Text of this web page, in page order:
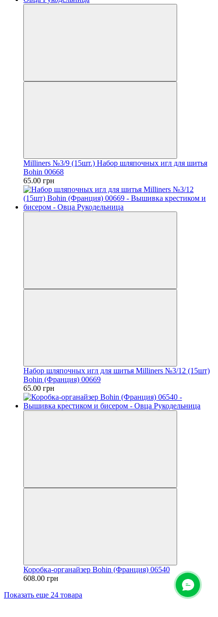
Milliners №3/9 (15шт.) Набор шляпочных игл для шитья
Bohin 00668
65.00 грн
Набор шляпочных игл для шитья Milliners №3/12 (15шт)
Bohin (Франция) 00669
65.00 грн
Коробка-органайзер Bohin (Франция) 06540
608.00 грн
Показать еще 24 товара